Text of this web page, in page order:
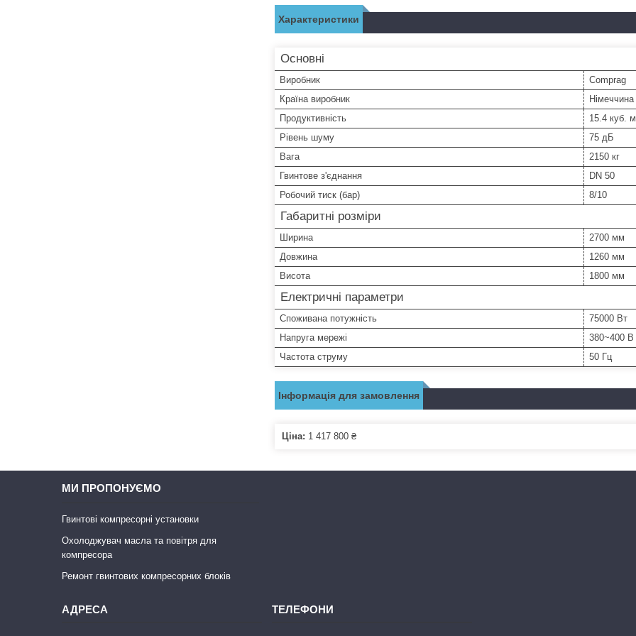
Характеристики
Основні
Виробник
Comprag
Країна виробник
Німеччина
Продуктивність
15.4 куб.
Рівень шуму
75 дБ
Вага
2150 кг
Гвинтове з'єднання
DN 50
Робочий тиск (бар)
8/10
Габаритні розміри
Ширина
2700 мм
Довжина
1260 мм
Висота
1800 мм
Електричні параметри
Споживана потужність
75000 Вт
Напруга мережі
380~400 В
Частота струму
50 Гц
Інформація для замовлення
Ціна: 1 417 800 ₴
МИ ПРОПОНУЄМО
Гвинтові компресорні установки
Охолоджувач масла та повітря для
компресора
Ремонт гвинтових компресорних блоків